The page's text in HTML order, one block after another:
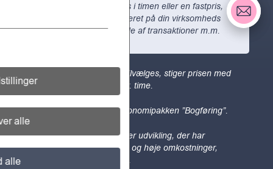
Pris: 800 kr. ekskl. moms i timen eller en fastpris,
der aftales med dig, baseret på din virksomheds
størrelse, orden, mængde af transaktioner m.m.
Såfremt flere ydelser tilvælges, stiger prisen med
850 kr. ekskl. moms pr. time.
Dette er et tilkøb til økonomipakken ”Bogføring”.
For virksomheder under udvikling, der har
begrænset omsætning og høje omkostninger,
aftales en særskilt pris.
alle
alle